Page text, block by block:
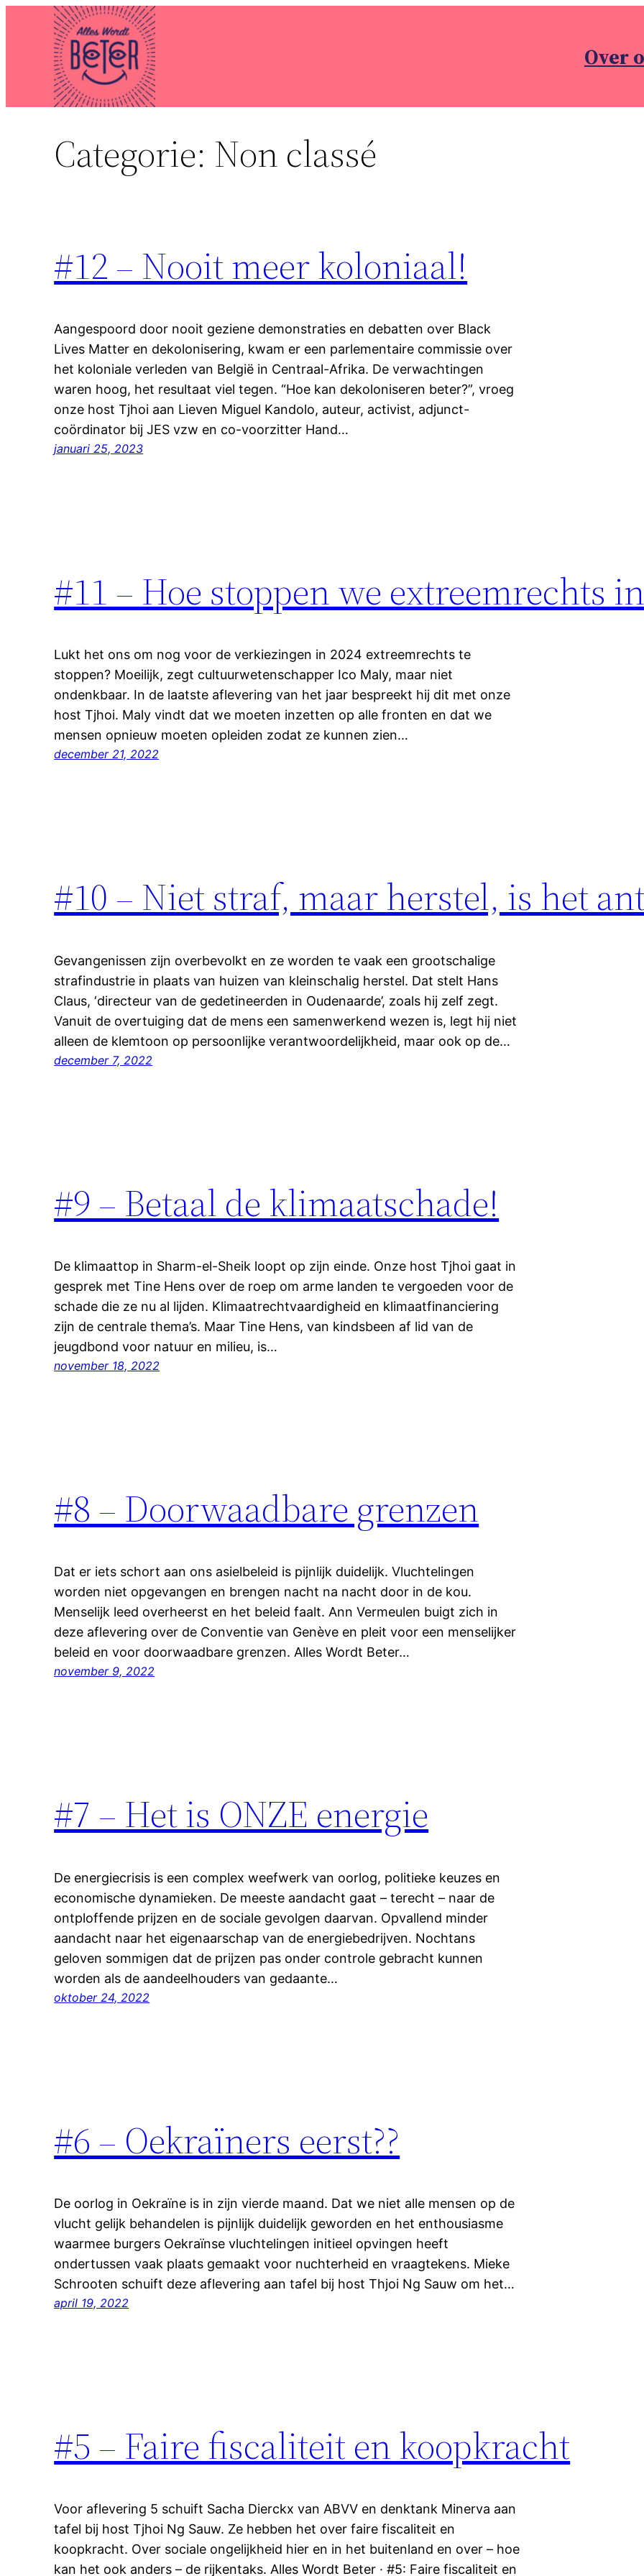
Over
Categorie: Non classé
#12 – Nooit meer koloniaal!
Aangespoord door nooit geziene demonstraties en debatten over Black
Lives Matter en dekolonisering, kwam er een parlementaire commissie over
het koloniale verleden van België in Centraal-Afrika. De verwachtingen
waren hoog, het resultaat viel tegen. “Hoe kan dekoloniseren beter?”, vroeg
onze host Tjhoi aan Lieven Miguel Kandolo, auteur, activist, adjunct-
coördinator bij JES vzw en co-voorzitter Hand…
januari 25, 2023
#11 – Hoe stoppen we extreemrechts
Lukt het ons om nog voor de verkiezingen in 2024 extreemrechts te
stoppen? Moeilijk, zegt cultuurwetenschapper Ico Maly, maar niet
ondenkbaar. In de laatste aflevering van het jaar bespreekt hij dit met onze
host Tjhoi. Maly vindt dat we moeten inzetten op alle fronten en dat we
mensen opnieuw moeten opleiden zodat ze kunnen zien…
december 21, 2022
#10 – Niet straf, maar herstel, is het
Gevangenissen zijn overbevolkt en ze worden te vaak een grootschalige
strafindustrie in plaats van huizen van kleinschalig herstel. Dat stelt Hans
Claus, ‘directeur van de gedetineerden in Oudenaarde’, zoals hij zelf zegt.
Vanuit de overtuiging dat de mens een samenwerkend wezen is, legt hij niet
alleen de klemtoon op persoonlijke verantwoordelijkheid, maar ook op de…
december 7, 2022
#9 – Betaal de klimaatschade!
De klimaattop in Sharm-el-Sheik loopt op zijn einde. Onze host Tjhoi gaat in
gesprek met Tine Hens over de roep om arme landen te vergoeden voor de
schade die ze nu al lijden. Klimaatrechtvaardigheid en klimaatfinanciering
zijn de centrale thema’s. Maar Tine Hens, van kindsbeen af lid van de
jeugdbond voor natuur en milieu, is…
november 18, 2022
#8 – Doorwaadbare grenzen
Dat er iets schort aan ons asielbeleid is pijnlijk duidelijk. Vluchtelingen
worden niet opgevangen en brengen nacht na nacht door in de kou.
Menselijk leed overheerst en het beleid faalt. Ann Vermeulen buigt zich in
deze aflevering over de Conventie van Genève en pleit voor een menselijker
beleid en voor doorwaadbare grenzen. Alles Wordt Beter…
november 9, 2022
#7 – Het is ONZE energie
De energiecrisis is een complex weefwerk van oorlog, politieke keuzes en
economische dynamieken. De meeste aandacht gaat – terecht – naar de
ontploffende prijzen en de sociale gevolgen daarvan. Opvallend minder
aandacht naar het eigenaarschap van de energiebedrijven. Nochtans
geloven sommigen dat de prijzen pas onder controle gebracht kunnen
worden als de aandeelhouders van gedaante…
oktober 24, 2022
#6 – Oekraïners eerst??
De oorlog in Oekraïne is in zijn vierde maand. Dat we niet alle mensen op de
vlucht gelijk behandelen is pijnlijk duidelijk geworden en het enthousiasme
waarmee burgers Oekraïnse vluchtelingen initieel opvingen heeft
ondertussen vaak plaats gemaakt voor nuchterheid en vraagtekens. Mieke
Schrooten schuift deze aflevering aan tafel bij host Thjoi Ng Sauw om het…
april 19, 2022
#5 – Faire fiscaliteit en koopkracht
Voor aflevering 5 schuift Sacha Dierckx van ABVV en denktank Minerva aan
tafel bij host Tjhoi Ng Sauw. Ze hebben het over faire fiscaliteit en
koopkracht. Over sociale ongelijkheid hier en in het buitenland en over – hoe
kan het ook anders – de rijkentaks. Alles Wordt Beter · #5: Faire fiscaliteit en